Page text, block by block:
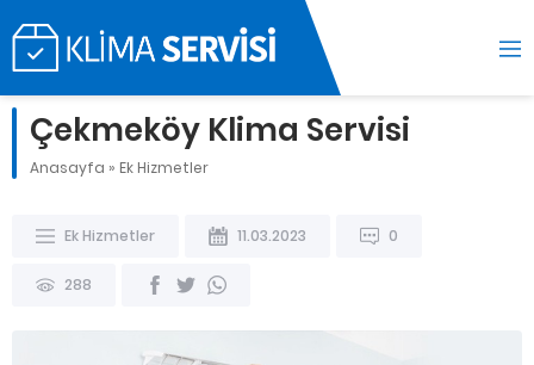
Çekmeköy Klima Servisi
Anasayfa » Ek Hizmetler
Ek Hizmetler 11.03.2023 0
288